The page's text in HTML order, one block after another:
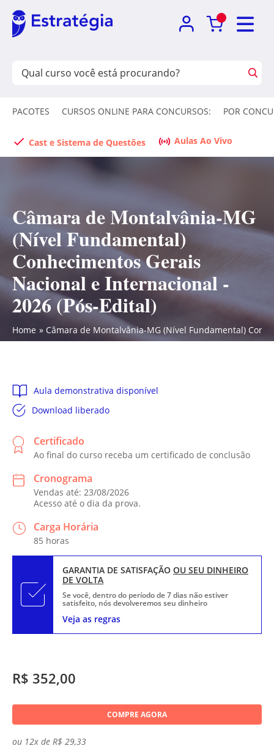
PACOTES CURSOS ONLINE PARA CONCURSOS: POR
Cast e Sistema de Questões Aulas Ao Vivo
Câmara de Montalvânia-MG
(Nível Fundamental)
Conhecimentos Gerais
Nacional e Internacional -
2026 (Pós-Edital)
Home Câmara de Montalvânia-MG (Nível Fundamental)
Aula demonstrativa disponível
Download liberado
R$ 352,00
COMPRE AGORA
ou 12x de R$ 29,33
Certificado
Ao final do curso receba um certificado de conclusão
Cronograma
Vendas até: 23/08/2026
Acesso até o dia da prova.
Carga Horária
85 horas
GARANTIA DE SATISFAÇÃO OU SEU DINHEIRO
DE VOLTA
Se você, dentro do período de 7 dias não estiver
satisfeito, nós devolveremos seu dinheiro
Veja as regras